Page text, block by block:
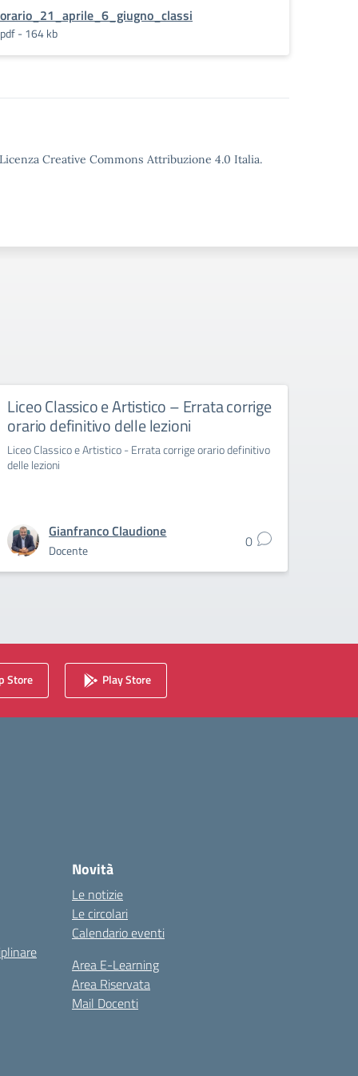
orario_21_aprile_6_giugno_classi
pdf - 164 kb
Creative Commons Attribuzione 4.0 Italia.
Liceo Classico e Artistico – Errata corrige
orario definitivo delle lezioni
Liceo Classico e Artistico - Errata corrige orario definitivo
delle lezioni
Gianfranco Claudione
Docente 0
Store Play Store
Novità
Le notizie
Le circolari
Calendario eventi
Area E-Learning
Area Riservata
Mail Docenti